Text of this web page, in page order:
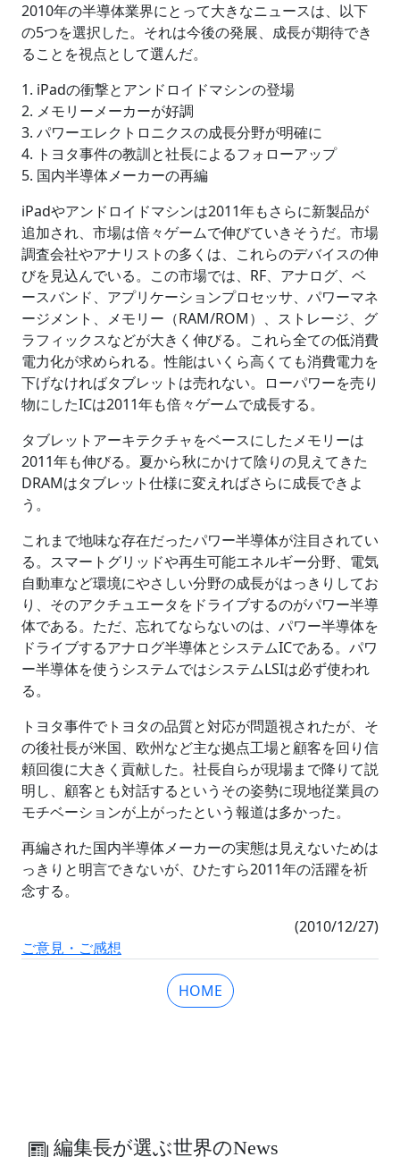
2010年の半導体業界にとって大きなニュースは、以下
の5つを選択した。それは今後の発展、成長が期待でき
ることを視点として選んだ。
1. iPadの衝撃とアンドロイドマシンの登場
2. メモリーメーカーが好調
3. パワーエレクトロニクスの成長分野が明確に
4. トヨタ事件の教訓と社長によるフォローアップ
5. 国内半導体メーカーの再編
iPadやアンドロイドマシンは2011年もさらに新製品が
追加され、市場は倍々ゲームで伸びていきそうだ。市場
調査会社やアナリストの多くは、これらのデバイスの伸
びを見込んでいる。この市場では、RF、アナログ、ベ
ースバンド、アプリケーションプロセッサ、パワーマネ
ージメント、メモリー（RAM/ROM）、ストレージ、グ
ラフィックスなどが大きく伸びる。これら全ての低消費
電力化が求められる。性能はいくら高くても消費電力を
下げなければタブレットは売れない。ローパワーを売り
物にしたICは2011年も倍々ゲームで成長する。
タブレットアーキテクチャをベースにしたメモリーは
2011年も伸びる。夏から秋にかけて陰りの見えてきた
DRAMはタブレット仕様に変えればさらに成長できよ
う。
これまで地味な存在だったパワー半導体が注目されてい
る。スマートグリッドや再生可能エネルギー分野、電気
自動車など環境にやさしい分野の成長がはっきりしてお
り、そのアクチュエータをドライブするのがパワー半導
体である。ただ、忘れてならないのは、パワー半導体を
ドライブするアナログ半導体とシステムICである。パワ
ー半導体を使うシステムではシステムLSIは必ず使われ
る。
トヨタ事件でトヨタの品質と対応が問題視されたが、そ
の後社長が米国、欧州など主な拠点工場と顧客を回り信
頼回復に大きく貢献した。社長自らが現場まで降りて説
明し、顧客とも対話するというその姿勢に現地従業員の
モチベーションが上がったという報道は多かった。
再編された国内半導体メーカーの実態は見えないためは
っきりと明言できないが、ひたすら2011年の活躍を祈
念する。
(2010/12/27)
ご意見・ご感想
HOME
編集長が選ぶ世界のNews